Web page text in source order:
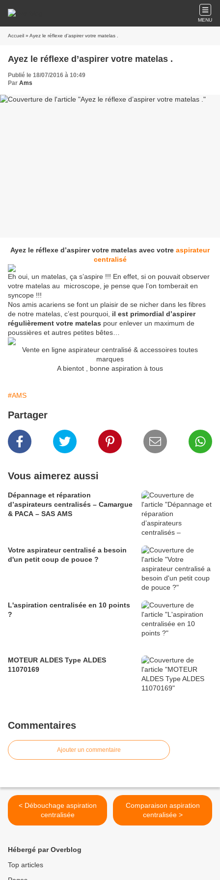
MENU
Accueil » Ayez le réflexe d’aspirer votre matelas .
Ayez le réflexe d’aspirer votre matelas .
Publié le 18/07/2016 à 10:49
Par Ams
Ayez le réflexe d’aspirer votre matelas avec votre aspirateur
centralisé
Eh oui, un matelas, ça s’aspire !!! En effet, si on pouvait observer
votre matelas au microscope, je pense que l’on tomberait en
syncope !!!
Nos amis acariens se font un plaisir de se nicher dans les fibres
de notre matelas, c’est pourquoi, il est primordial d’aspirer
régulièrement votre matelas pour enlever un maximum de
poussières et autres petites bêtes…
Vente en ligne aspirateur centralisé & accessoires toutes
marques
A bientot , bonne aspiration à tous
#AMS
Partager
Vous aimerez aussi
Dépannage et réparation
d’aspirateurs centralisés – Camargue
& PACA – SAS AMS
Votre aspirateur centralisé a besoin
d'un petit coup de pouce ?
L'aspiration centralisée en 10 points
?
MOTEUR ALDES Type ALDES
11070169
Commentaires
Ajouter un commentaire
< Débouchage aspiration
centralisée
Comparaison aspiration
centralisée >
Hébergé par Overblog
Top articles